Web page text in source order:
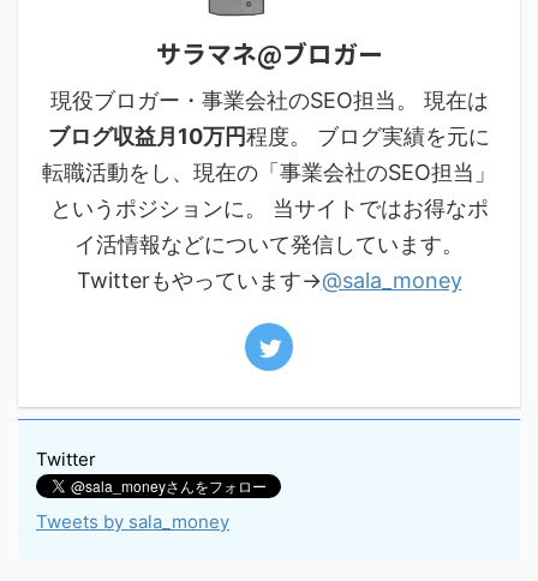
サラマネ@ブロガー
現役ブロガー・事業会社のSEO担当。 現在は
ブログ収益月10万円程度。 ブログ実績を元に
転職活動をし、現在の「事業会社のSEO担当」
というポジションに。 当サイトではお得なポ
イ活情報などについて発信しています。
Twitterもやっています→@sala_money
Twitter
Tweets by sala_money